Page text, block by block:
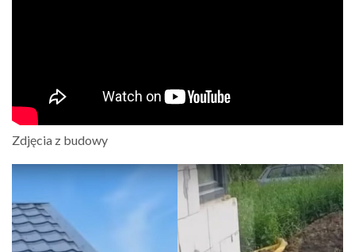
Zdjęcia z budowy